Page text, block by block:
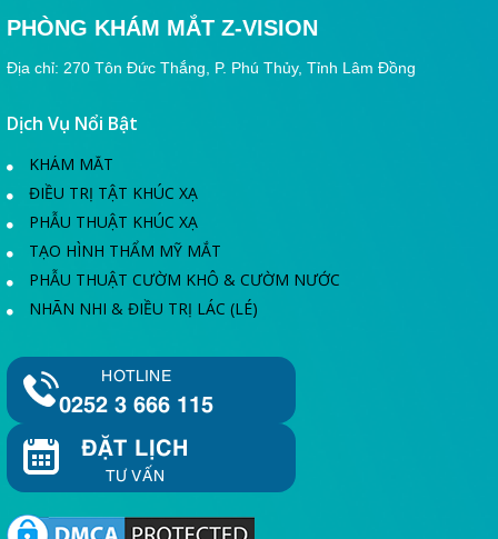
PHÒNG KHÁM MẮT Z-VISION
Địa chỉ: 270 Tôn Đức Thắng, P. Phú Thủy, Tỉnh Lâm Đồng
Dịch Vụ Nổi Bật
KHÁM MẮT
ĐIỀU TRỊ TẬT KHÚC XẠ
PHẪU THUẬT KHÚC XẠ
TẠO HÌNH THẨM MỸ MẮT
PHẪU THUẬT CƯỜM KHÔ & CƯỜM NƯỚC
NHÃN NHI & ĐIỀU TRỊ LÁC (LÉ)
HOTLINE
0252 3 666 115
ĐẶT LỊCH
TƯ VẤN